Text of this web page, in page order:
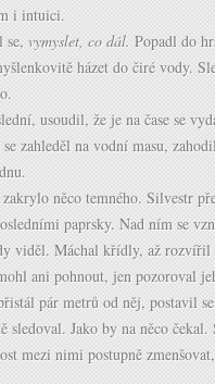
i intuici.
se, vymyslet, co dál. Popadl do
házet do čiré vody.
usoudil, že je na čase se
zahleděl na vodní masu,
něco temného. Silvestr
paprsky. Nad ním se
viděl. Máchal křídly, až rozvířil
ani pohnout, jen pozoroval
pár metrů od něj, postavil
sledoval. Jako by na něco čekal.
mezi nimi postupně